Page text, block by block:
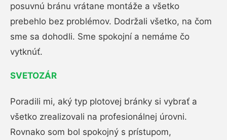
posuvnú bránu vrátane montáže a všetko
prebehlo bez problémov. Dodržali všetko, na čom
sme sa dohodli. Sme spokojní a nemáme čo
vytknúť.
SVETOZÁR
Poradili mi, aký typ plotovej bránky si vybrať a
všetko zrealizovali na profesionálnej úrovni.
Rovnako som bol spokojný s prístupom,